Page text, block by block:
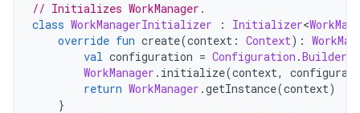
// Initializes WorkManager.
class WorkManagerInitializer : Initializer<
override fun create(context : Context):
val configuration = Configuration .Builder
WorkManager . initialize(context,
return WorkManager .getInstance(context)
}